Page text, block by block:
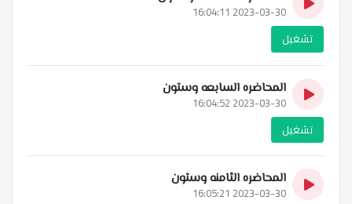
2023-03-30 16:04:11
تشغيل
المحاضره السابعه وستون
2023-03-30 16:04:52
تشغيل
المحاضره الثامنه وستون
2023-03-30 16:05:21